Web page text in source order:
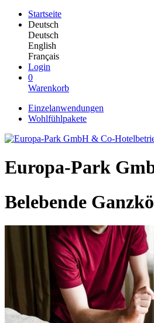
Startseite
Deutsch
Deutsch
English
Français
Login
0
Warenkorb
Einzelanwendungen
Wohlfühlpakete
Europa-Park
Belebende